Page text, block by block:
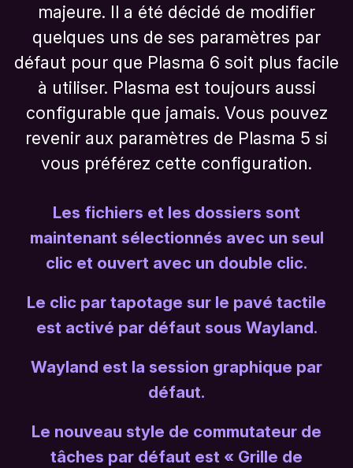
majeure. Il a été décidé de modifier
quelques uns de ses paramètres par
défaut pour que Plasma 6 soit plus facile
à utiliser. Plasma est toujours aussi
configurable que jamais. Vous pouvez
revenir aux paramètres de Plasma 5 si
vous préférez cette configuration.
Les fichiers et les dossiers sont
maintenant sélectionnés avec un seul
clic et ouvert avec un double clic.
Le clic par tapotage sur le pavé tactile
est activé par défaut sous Wayland.
Wayland est la session graphique par
défaut.
Le nouveau style de commutateur de
tâches par défaut est « Grille de